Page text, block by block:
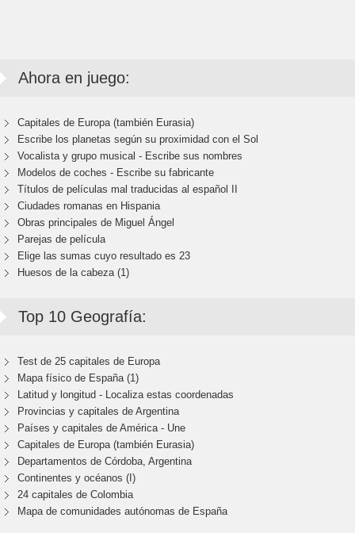
Ahora en juego:
Capitales de Europa (también Eurasia)
Escribe los planetas según su proximidad con el Sol
Vocalista y grupo musical - Escribe sus nombres
Modelos de coches - Escribe su fabricante
Títulos de películas mal traducidas al español II
Ciudades romanas en Hispania
Obras principales de Miguel Ángel
Parejas de película
Elige las sumas cuyo resultado es 23
Huesos de la cabeza (1)
Top 10 Geografía:
Test de 25 capitales de Europa
Mapa físico de España (1)
Latitud y longitud - Localiza estas coordenadas
Provincias y capitales de Argentina
Países y capitales de América - Une
Capitales de Europa (también Eurasia)
Departamentos de Córdoba, Argentina
Continentes y océanos (I)
24 capitales de Colombia
Mapa de comunidades autónomas de España